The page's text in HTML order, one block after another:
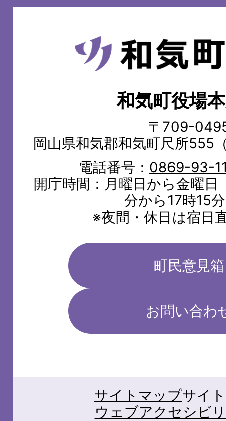
和
気
和気町役場
〒709-
岡山県和気郡和気町尺所555
電話番号： 0869-93-
開庁時間：月曜日から金曜
分から17時15
※夜間・休日は宿日
町民意見箱
お問い合わ
サイトマップサイ
ウェブアクセシビ